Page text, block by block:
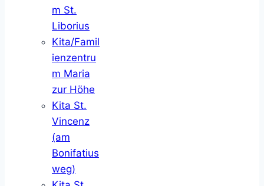
m St.
Liborius
Kita/Famil
ienzentru
m Maria
zur Höhe
Kita St.
Vincenz
(am
Bonifatius
weg)